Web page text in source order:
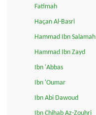
Fatimah
Haçan Al-Basri
Hammad Ibn Salamah
Hammad Ibn Zayd
Ibn 'Abbas
Ibn 'Oumar
Ibn Abi Dawoud
Ibn Chihab Az-Zouhri